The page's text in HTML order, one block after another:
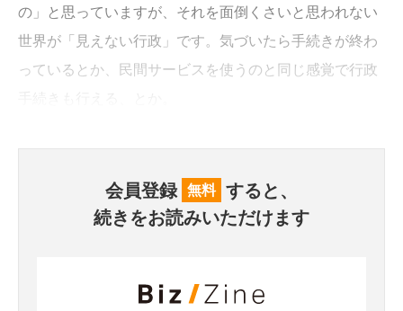
の」と思っていますが、それを面倒くさいと思われない
世界が「見えない行政」です。気づいたら手続きが終わ
っているとか、民間サービスを使うのと同じ感覚で行政
会員登録 無料 すると、
続きをお読みいただけます